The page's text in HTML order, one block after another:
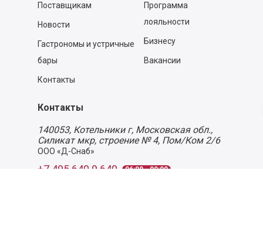
Поставщикам
Новости
Гастрономы и устричные
бары
Контакты
Программа
лояльности
Бизнесу
Вакансии
Контакты
140053, Котельники г, Московская обл.,
Силикат мкр, строение № 4, Пом/Ком 2/6
ООО «Д-Снаб»
+7 495 640 9 640 06:00 - 00:00